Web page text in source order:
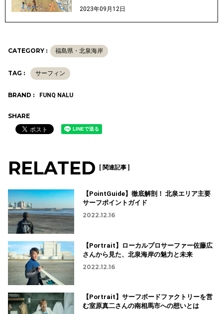
2023年09月12日
CATEGORY : 福島県・北泉海岸
TAG : サーフィン
BRAND : FUNQ NALU
SHARE
RELATED [ 関連記事 ]
【PointGuide】徹底解剖！ 北泉エリア主要
サーフポイントガイド
2022.12.16
【Portrait】ローカルプロサーファー佐藤広
さんから見た、北泉海岸の魅力と未来
2022.12.16
【Portrait】サーフボードファクトリーを営
む室原真二さんの南相馬市への想いとは